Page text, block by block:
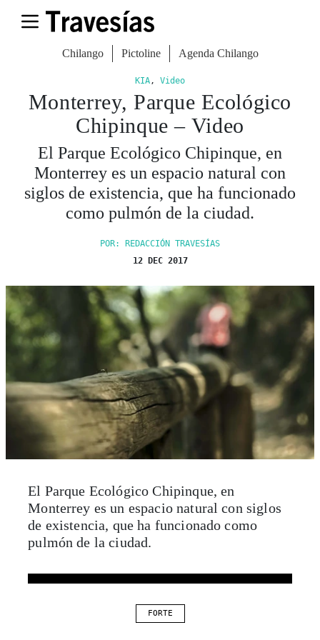
Chilango Pictoline Agenda Chilango
KIA, Video
Monterrey, Parque Ecológico
Chipinque – Video
El Parque Ecológico Chipinque, en
Monterrey es un espacio natural con
siglos de existencia, que ha funcionado
como pulmón de la ciudad.
POR: REDACCIÓN TRAVESÍAS
12 DEC 2017
El Parque Ecológico Chipinque, en
Monterrey es un espacio natural con siglos
de existencia, que ha funcionado como
pulmón de la ciudad.
FORTE